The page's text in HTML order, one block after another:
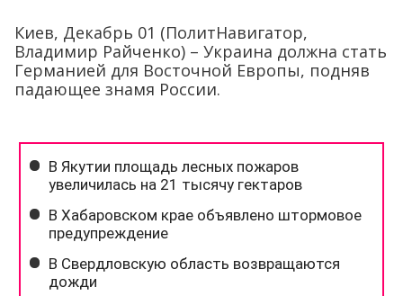
Киев, Декабрь 01 (ПолитНавигатор,
Владимир Райченко) – Украина должна стать
Германией для Восточной Европы, подняв
падающее знамя России.